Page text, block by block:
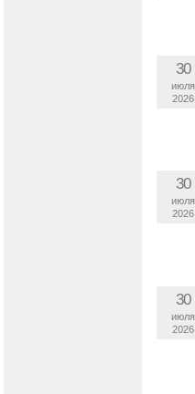
30
июля
2026
30
июля
2026
30
июля
2026